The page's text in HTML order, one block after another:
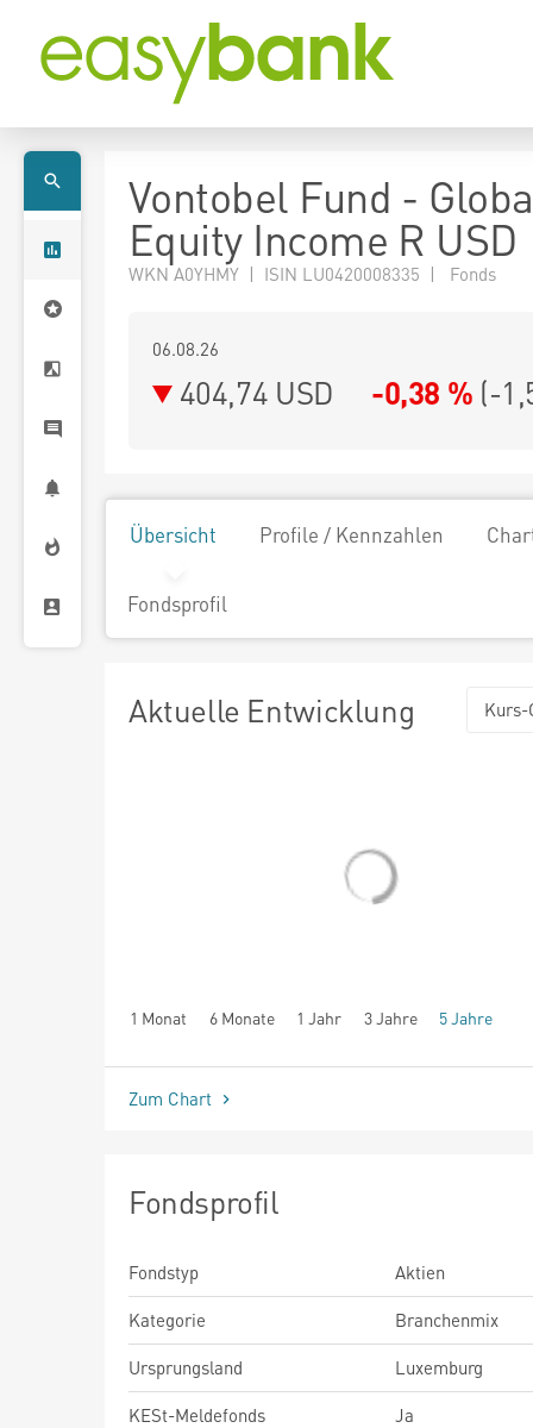
Vontobel Fund -
Equity Income R USD
WKN A0YHMY | ISIN LU0420008335 | Fonds
06.08.26
404,74 USD -0,38 % (-
Übersicht Profile / Kennzahlen
Fondsprofil
Aktuelle Entwicklung Kurs-
1 Monat 6 Monate 1 Jahr 3 Jahre 5 Jahre
seit Beginn
Zum Chart
Fondsprofil
Fondstyp
Aktien
Kategorie
Branchenmix
Ursprungsland
Luxemburg
KESt-Meldefonds
Ja